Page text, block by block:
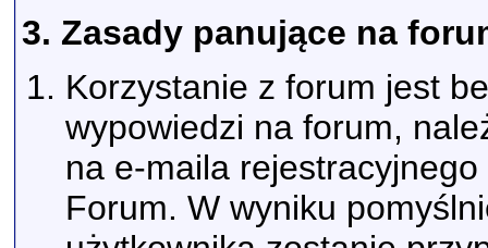
3. Zasady panujące na
Korzystanie z forum jest
wypowiedzi na forum,
na e-maila
Forum. W wyniku